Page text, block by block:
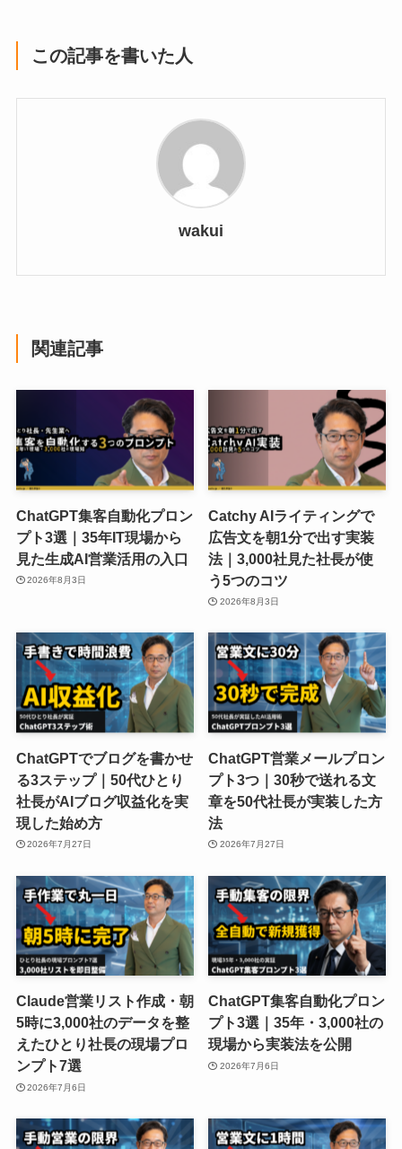
この記事を書いた人
wakui
関連記事
ChatGPT集客自動化プロン
プト3選｜35年IT現場から
見た生成AI営業活用の入口
2026年8月3日
Catchy AIライティングで
広告文を朝1分で出す実装
法｜3,000社見た社長が使
う5つのコツ
2026年8月3日
ChatGPTでブログを書かせ
る3ステップ｜50代ひとり
社長がAIブログ収益化を実
現した始め方
2026年7月27日
ChatGPT営業メールプロン
プト3つ｜30秒で送れる文
章を50代社長が実装した方
法
2026年7月27日
Claude営業リスト作成・朝
5時に3,000社のデータを整
えたひとり社長の現場プロ
ンプト7選
2026年7月6日
ChatGPT集客自動化プロン
プト3選｜35年・3,000社の
現場から実装法を公開
2026年7月6日